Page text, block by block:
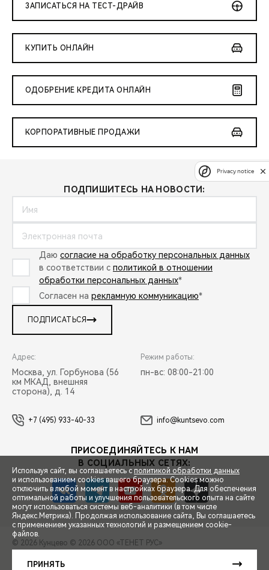
СПЕЦПРЕДЛОЖЕНИЯ
ЗАПИСЬ НА ТЕСТ-ДРАЙВ
ЗАПИСАТЬСЯ НА ТЕСТ-ДРАЙВ
КУПИТЬ ОНЛАЙН
ОДОБРЕНИЕ КРЕДИТА ОНЛАЙН
КОРПОРАТИВНЫЕ ПРОДАЖИ
ПОДПИШИТЕСЬ НА НОВОСТИ:
Даю согласие на обработку персональных данных
в соответствии с политикой в отношении
обработки персональных данных*
Согласен на рекламную коммуникацию*
ПОДПИСАТЬСЯ
Адрес:
Москва, ул. Горбунова (56
км МКАД, внешняя
сторона), д. 14
Режим работы:
пн-вс: 08:00-21:00
+7 (495) 933-40-33 info@kuntsevo.com
ПРИСОЕДИНЯЙТЕСЬ К НАМ
В СОЦИАЛЬНЫХ СЕТЯХ:
© 2026 Кунцево © 2026 ООО «ТЕНЕТ РУС»
Используя сайт, вы соглашаетесь с политикой обработки данных
и использованием cookies вашего браузера. Cookies можно
отключить в любой момент в настройках браузера. Для обеспечения
оптимальной работы и улучшения пользовательского опыта на сайте
могут использоваться системы веб-аналитики (в том числе
Яндекс.Метрика). Продолжая использование сайта, Вы соглашаетесь
с применением указанных технологий и размещением cookie-
файлов.
ПРИНЯТЬ
Privacy notice